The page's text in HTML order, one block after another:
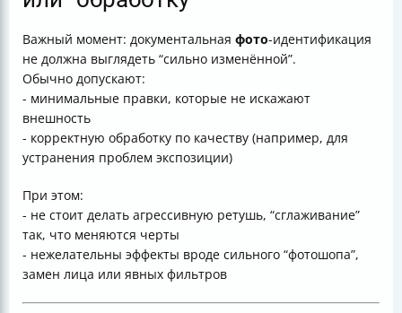
Важный момент: документальная фото-идентификация
не должна выглядеть “сильно изменённой”.
Обычно допускают:
- минимальные правки, которые не искажают
внешность
- корректную обработку по качеству (например, для
устранения проблем экспозиции)
При этом:
- не стоит делать агрессивную ретушь, “сглаживание”
так, что меняются черты
- нежелательны эффекты вроде сильного “фотошопа”,
замен лица или явных фильтров